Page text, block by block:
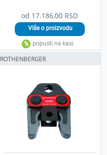
od 17.186,00 RSD
ROTHENBERGER